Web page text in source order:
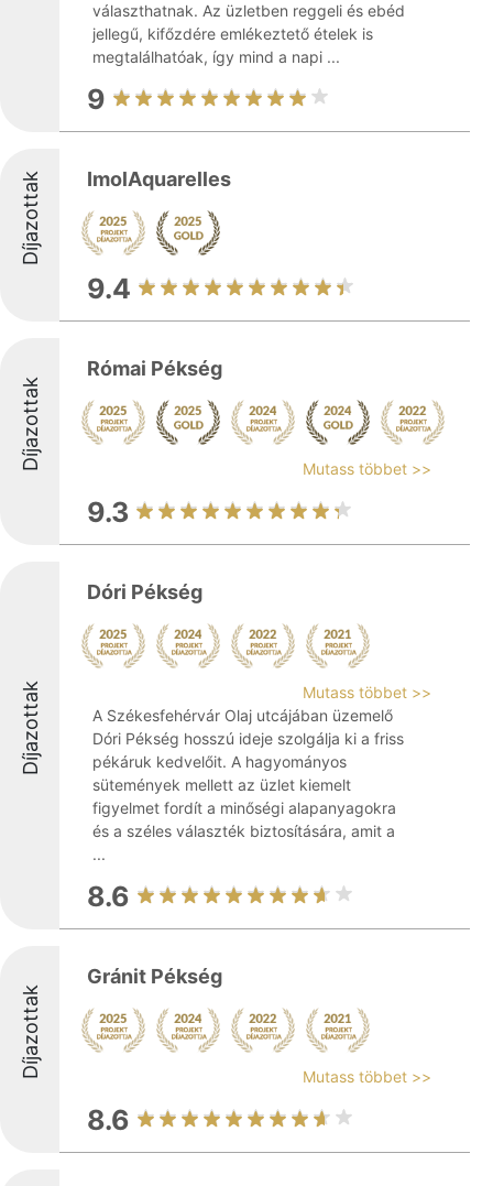
választhatnak. Az üzletben reggeli és ebéd
jellegű, kifőzdére emlékeztető ételek is
megtalálhatóak, így mind a napi ...
9
Díjazottak ImolAquarelles
9.4
Díjazottak
Római Pékség
Mutass többet >>
9.3
Díjazottak
Dóri Pékség
Mutass többet >>
A Székesfehérvár Olaj utcájában üzemelő
Dóri Pékség hosszú ideje szolgálja ki a friss
pékáruk kedvelőit. A hagyományos
sütemények mellett az üzlet kiemelt
figyelmet fordít a minőségi alapanyagokra
és a széles választék biztosítására, amit a
...
8.6
Díjazottak
Gránit Pékség
Mutass többet >>
8.6